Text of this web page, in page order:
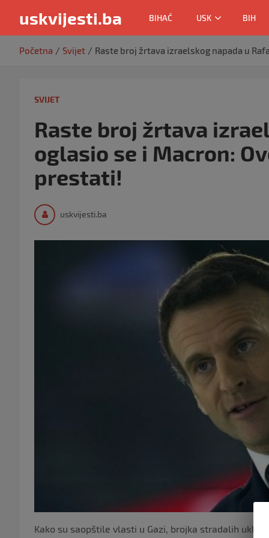
uskvijesti.ba BIHAĆ USK BIH
Početna Svijet Raste broj žrtava izraelskog napada u
SVIJET
Raste broj žrtava
oglasio se i Macron:
prestati!
uskvijesti.ba
Kako su saopštile vlasti u Gazi, brojka stradalih